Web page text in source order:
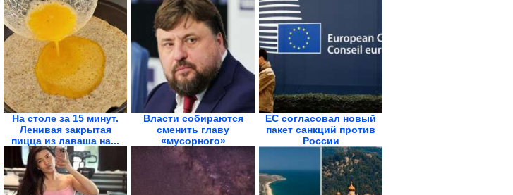
На столе за 15 минут.
Ленивая закрытая
пицца из лаваша на...
Власти собираются
cменить главу
«мусорного»
госоператора
ЕС согласовал новый
пакет санкций против
России